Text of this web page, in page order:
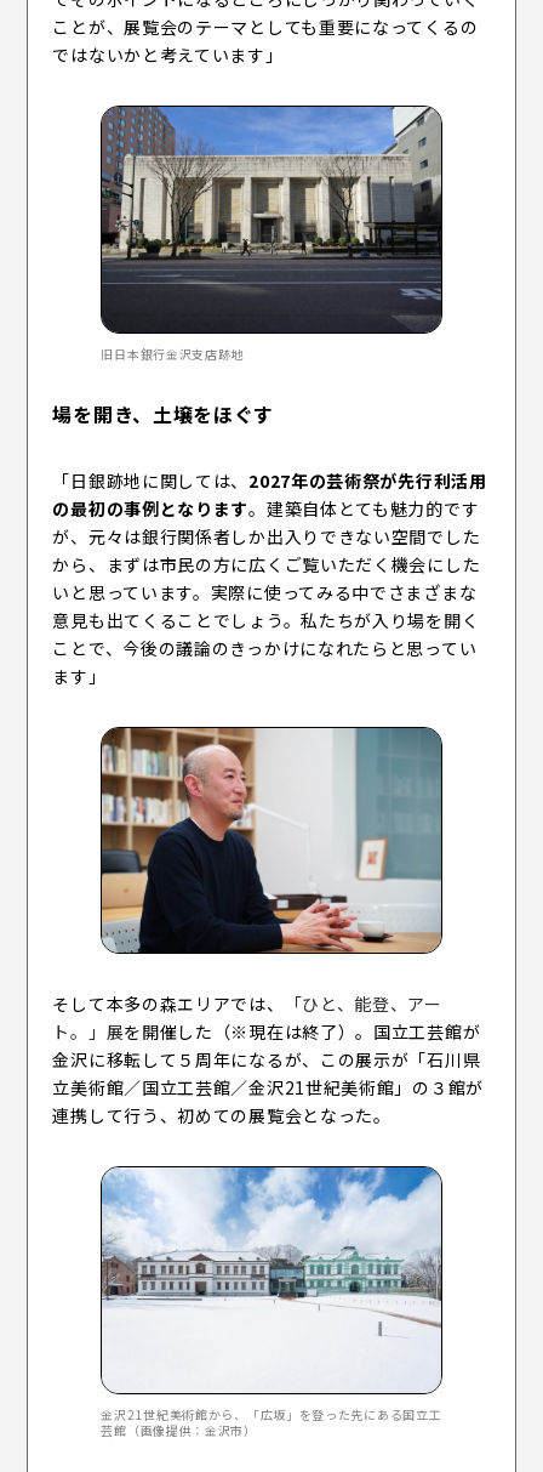
ことが、展覧会のテーマとしても重要になってくるの
ではないかと考えています」
旧日本銀行金沢支店跡地
場を開き、土壌をほぐす
「日銀跡地に関しては、 2027年の芸術祭が先行利活用
の最初の事例となります。建築自体とても魅力的です
が、元々は銀行関係者しか出入りできない空間でした
から、まずは市民の方に広くご覧いただく機会にした
いと思っています。実際に使ってみる中でさまざまな
意見も出てくることでしょう。私たちが入り場を開く
ことで、今後の議論のきっかけになれたらと思ってい
ます」
そして本多の森エリアでは、
「ひと、能登、アー
ト。」展を開催した（※現在は終了）。国立工芸館が
金沢に移転して５周年になるが、この展示が「石川県
立美術館／国立工芸館／金沢21世紀美術館」の３館が
連携して行う、初めての展覧会となった。
金沢21世紀美術館から、「広坂」を登った先にある国立工
芸館（画像提供：金沢市）